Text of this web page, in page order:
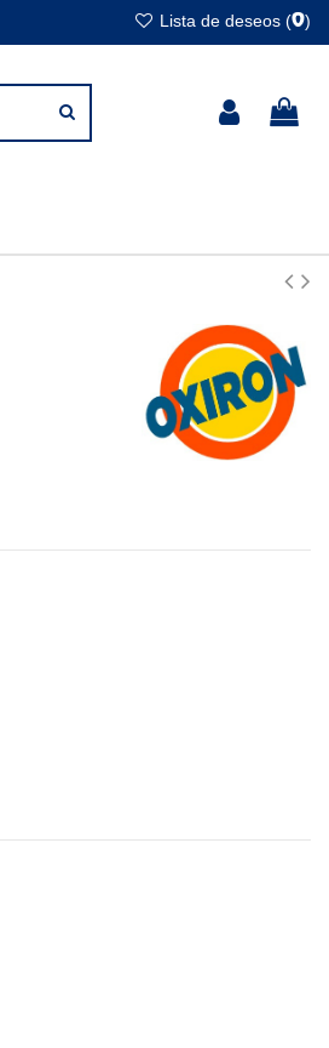
Lista de deseos (0)